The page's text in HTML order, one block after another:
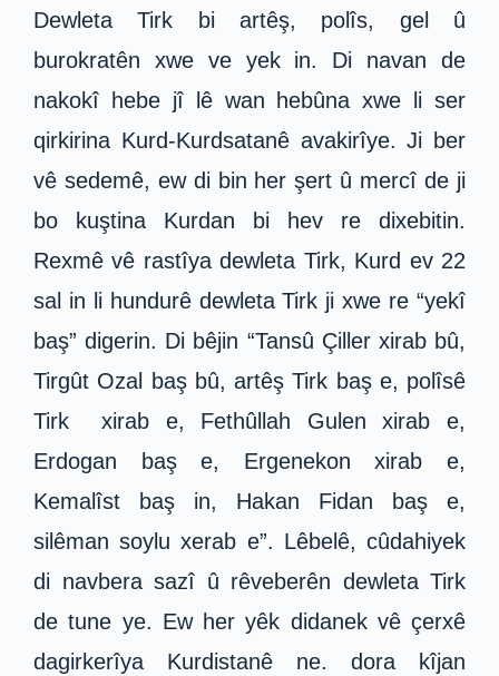
Dewleta Tirk bi artêş, polîs, gel û
burokratên xwe ve yek in. Di navan de
nakokî hebe jî lê wan hebûna xwe li ser
qirkirina Kurd-Kurdsatanê avakirîye. Ji ber
vê sedemê, ew di bin her şert û mercî de ji
bo kuştina Kurdan bi hev re dixebitin.
Rexmê vê rastîya dewleta Tirk, Kurd ev 22
sal in li hundurê dewleta Tirk ji xwe re “yekî
baş” digerin. Di bêjin “Tansû Çiller xirab bû,
Tirgût Ozal baş bû, artêş Tirk baş e, polîsê
Tirk xirab e, Fethûllah Gulen xirab e,
Erdogan baş e, Ergenekon xirab e,
Kemalîst baş in, Hakan Fidan baş e,
silêman soylu xerab e”. Lêbelê, cûdahiyek
di navbera sazî û rêveberên dewleta Tirk
de tune ye. Ew her yêk didanek vê çerxê
dagirkerîya Kurdistanê ne. dora kîjan